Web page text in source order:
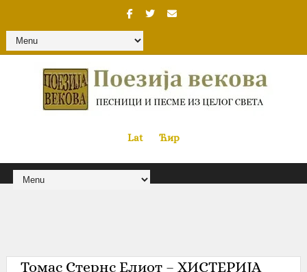
Lat« Ћир
Томас Стернс Елиот – ХИСТЕРИЈА